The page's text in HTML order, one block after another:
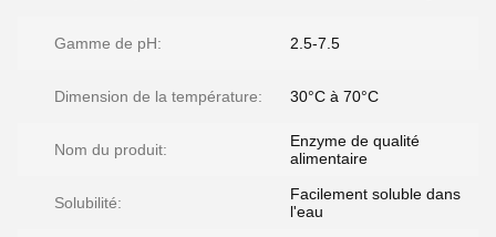
Gamme de pH: 2.5-7.5
Dimension de la température: 30°C à 70°C
Nom du produit:
Enzyme de qualité
alimentaire
Solubilité:
Facilement soluble dans
l'eau